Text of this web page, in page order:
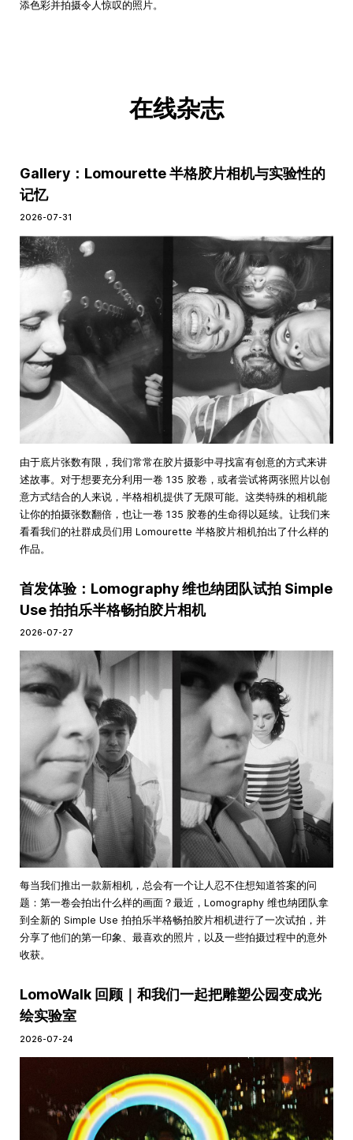
添色彩并拍摄令人惊叹的照片。
在线杂志
Gallery：Lomourette 半格胶片相机与实验性的
记忆
2026-07-31
由于底片张数有限，我们常常在胶片摄影中寻找富有创意的方式来讲
述故事。对于想要充分利用一卷 135 胶卷，或者尝试将两张照片以创
意方式结合的人来说，半格相机提供了无限可能。这类特殊的相机能
让你的拍摄张数翻倍，也让一卷 135 胶卷的生命得以延续。让我们来
看看我们的社群成员们用 Lomourette 半格胶片相机拍出了什么样的
作品。
首发体验：Lomography 维也纳团队试拍 Simple
Use 拍拍乐半格畅拍胶片相机
2026-07-27
每当我们推出一款新相机，总会有一个让人忍不住想知道答案的问
题：第一卷会拍出什么样的画面？最近，Lomography 维也纳团队拿
到全新的 Simple Use 拍拍乐半格畅拍胶片相机进行了一次试拍，并
分享了他们的第一印象、最喜欢的照片，以及一些拍摄过程中的意外
收获。
LomoWalk 回顾｜和我们一起把雕塑公园变成光
绘实验室
2026-07-24